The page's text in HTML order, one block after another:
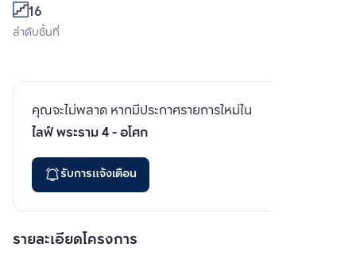
16
ลำดับชั้นที่
คุณจะไม่พลาด หากมีประกาศรายการใหม่ใน
ไลฟ์ พระราม 4 - อโศก
รับการแจ้งเตือน
รายละเอียดโครงการ